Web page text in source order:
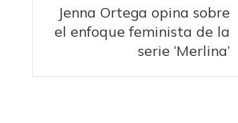
Jenna Ortega opina sobre
el enfoque feminista de la
serie ‘Merlina’